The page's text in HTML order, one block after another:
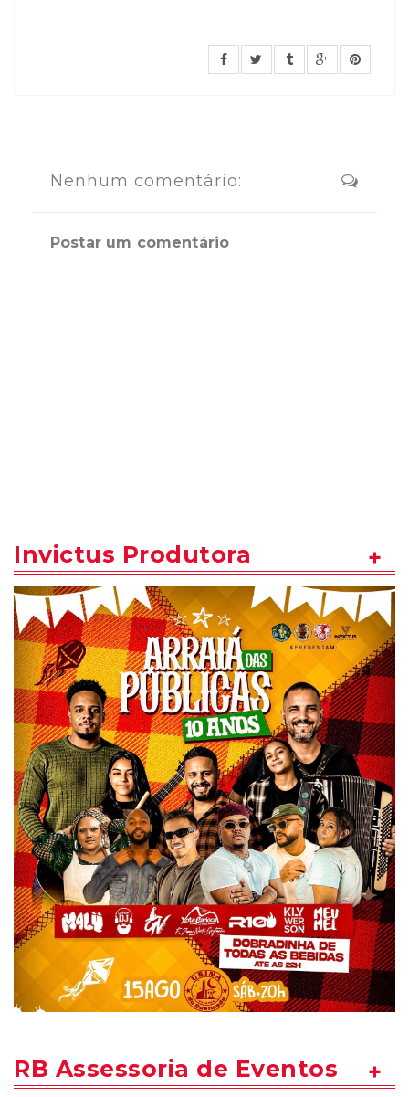
Nenhum comentário:
Postar um comentário
Invictus Produtora
RB Assessoria de Eventos